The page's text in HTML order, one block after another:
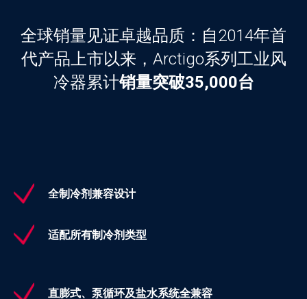
全球销量见证卓越品质：自2014年首
代产品上市以来，Arctigo系列工业风
冷器累计销量突破35,000台
全制冷剂兼容设计
适配所有制冷剂类型
直膨式、泵循环及盐水系统全兼容